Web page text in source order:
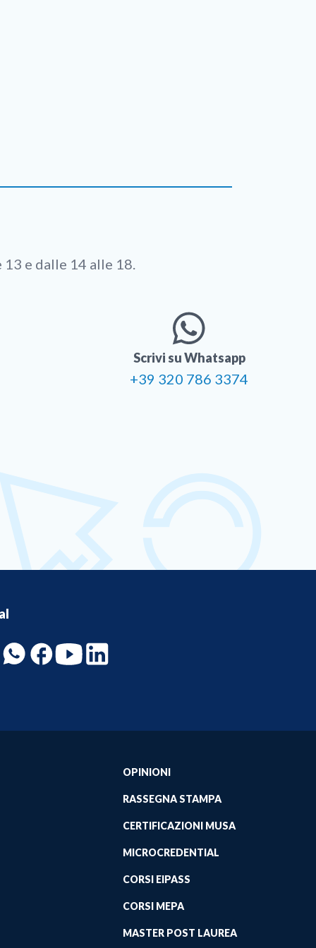
e dalle 14 alle 18.
Scrivi su Whatsapp
+39 320 786 3374
OPINIONI
RASSEGNA STAMPA
CERTIFICAZIONI MUSA
MICROCREDENTIAL
CORSI EIPASS
CORSI MEPA
MASTER POST LAUREA